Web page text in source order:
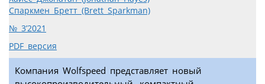
Спаркмен Бретт (Brett Sparkman)
№ 3’2021
PDF версия
Компания Wolfspeed представляет новый